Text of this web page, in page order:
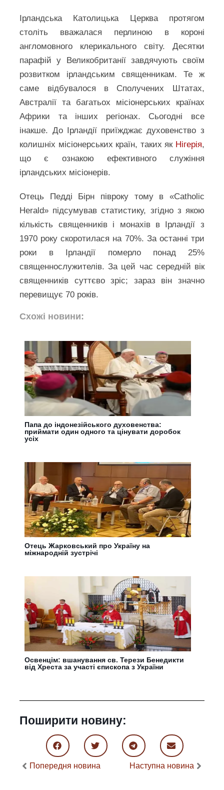
Ірландська Католицька Церква протягом
століть вважалася перлиною в короні
англомовного клерикального світу. Десятки
парафій у Великобританії завдячують своїм
розвитком ірландським священникам. Те ж
саме відбувалося в Сполучених Штатах,
Австралії та багатьох місіонерських країнах
Африки та інших регіонах. Сьогодні все
інакше. До Ірландії приїжджає духовенство з
колишніх місіонерських країн, таких як Нігерія,
що є ознакою ефективного служіння
ірландських місіонерів.
Отець Педді Бірн півроку тому в «Catholic
Herald» підсумував статистику, згідно з якою
кількість священників і монахів в Ірландії з
1970 року скоротилася на 70%. За останні три
роки в Ірландії померло понад 25%
священнослужителів. За цей час середній вік
священників суттєво зріс; зараз він значно
перевищує 70 років.
Схожі новини:
Папа до індонезійського духовенства:
приймати один одного та цінувати доробок
усіх
Отець Жарковський про Україну на
міжнародній зустрічі
Освенцім: вшанування св. Терези Бенедикти
від Хреста за участі єпископа з України
Поширити новину:
Попередня новина Наступна новина